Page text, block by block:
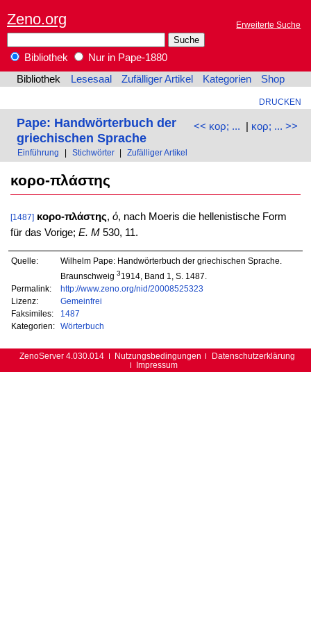
Zeno.org Erweiterte Suche
Bibliothek
Nur in Pape-1880
Bibliothek
Lesesaal Zufälliger Artikel Kategorien Shop
DRUCKEN
<< κορ; ... | κορ; ... >>
Pape: Handwörterbuch der
griechischen Sprache
Einführung Stichwörter Zufälliger Artikel
κορο-πλάστης
[1487] κορο-πλάστης, ὁ, nach Moeris die hellenistische Form
für das Vorige; E. M530, 11.
Quelle:
Wilhelm Pape: Handwörterbuch der griechischen Sprache.
Braunschweig 31914, Band 1, S. 1487.
Permalink:
http://www.zeno.org/nid/20008525323
Lizenz:
Gemeinfrei
Faksimiles:
1487
Kategorien:
Wörterbuch
ZenoServer 4.030.014 Nutzungsbedingungen
Datenschutzerklärung
Impressum